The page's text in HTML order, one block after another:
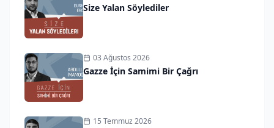
Size Yalan Söylediler
03 Ağustos 2026
Gazze İçin Samimi Bir Çağrı
15 Temmuz 2026